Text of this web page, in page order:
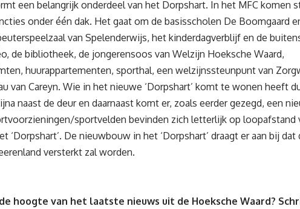
een belangrijk onderdeel van het Dorpshart. In het MFC komen
onder één dak. Het gaat om de basisscholen De Boomgaard
van Spelenderwijs, het kinderdagverblijf en de
de bibliotheek, de jongerensoos van Welzijn Hoeksche Waard,
huurappartementen, sporthal, een welzijnssteunpunt van
van Careyn. Wie in het nieuwe ‘Dorpshart’ komt te wonen heeft
naast de deur en daarnaast komt er, zoals eerder gezegd, een
sportvelden bevinden zich letterlijk op loopafstand
‘Dorpshart’. De nieuwbouw in het ‘Dorpshart’ draagt er aan bij
versterkt zal worden.
hoogte van het laatste nieuws uit de Hoeksche Waard?